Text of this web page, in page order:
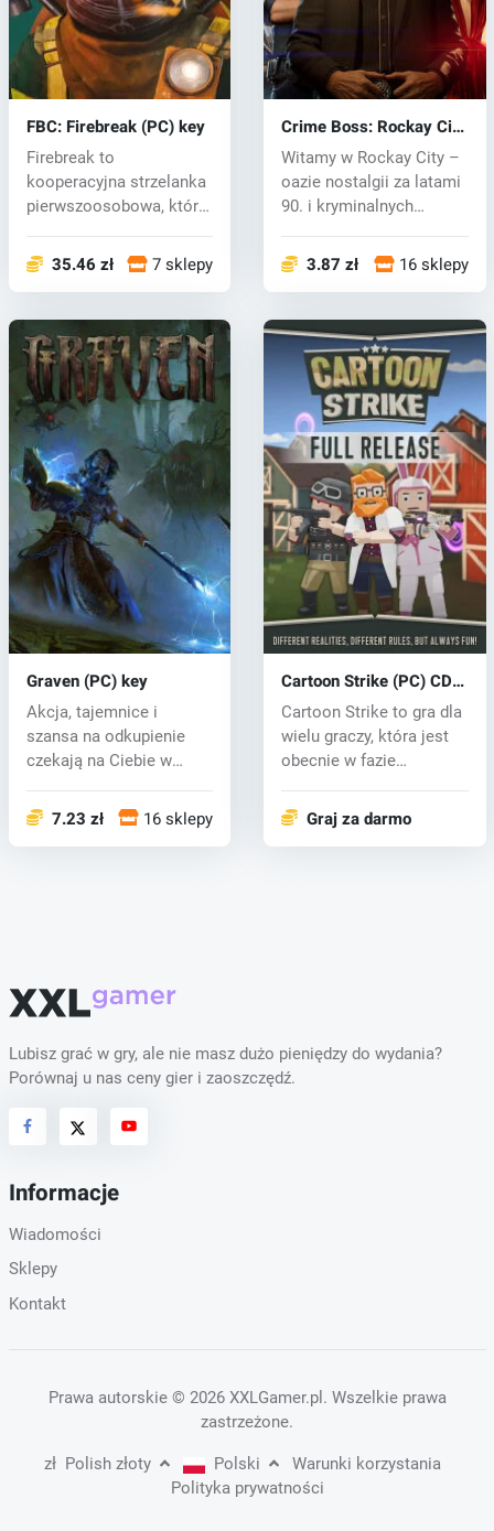
FBC: Firebreak (PC) key
Firebreak to
kooperacyjna strzelanka
pierwszoosobowa, która
35.46 zł 7 sklepy
Crime Boss: Rockay City
(PC) key
Witamy w Rockay City –
oazie nostalgii za latami
90. i kryminalnych
3.87 zł 16 sklepy
Graven (PC) key
Akcja, tajemnice i
szansa na odkupienie
czekają na Ciebie w
7.23 zł 16 sklepy
Cartoon Strike (PC) CD
key
Cartoon Strike to gra dla
wielu graczy, która jest
obecnie w fazie
Graj za darmo
Lubisz grać w gry, ale nie masz dużo pieniędzy do wydania?
Porównaj u nas ceny gier i zaoszczędź.
Informacje
Wiadomości
Sklepy
Kontakt
Prawa autorskie © 2026 XXLGamer.pl . Wszelkie prawa
zastrzeżone.
zł Polish złoty Polski
Warunki korzystania
Polityka prywatności